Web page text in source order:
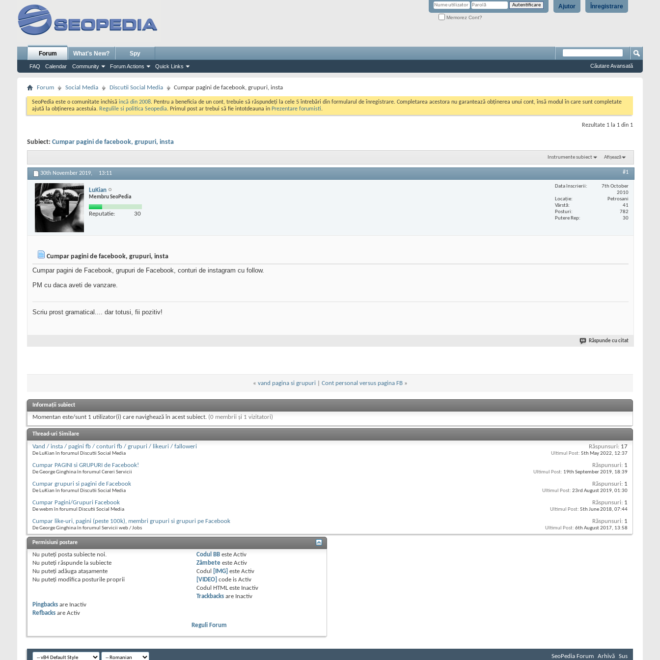
Înregistrare
Ajutor
Memorez Cont?
Forum
FAQ Calendar Community Forum Actions Quick Links
What's New? Spy
Căutare Avansată
Forum Social Media Discutii Social Media Cumpar pagini de facebook, grupuri, insta
SeoPedia este o comunitate inchisă incă din 2008. Pentru a beneficia de un cont, trebuie să răspundeți la cele 5 întrebări din formularul de înregistrare. Completarea acestora nu garantează obținerea unui cont, însă modul în care sunt completate
ajută la obținerea acestuia. Regulile si politica Seopedia. Primul post ar trebui să fie intotdeauna in Prezentare forumisti.
Rezultate 1 la 1 din 1
Subiect: Cumpar pagini de facebook, grupuri, insta
Instrumente subiect Afișează
30th November 2019, 13:11 #1
LuKian
Membru SeoPedia
Reputatie: 30
Data înscrierii
7th October
2010
Locaţie
Petrosani
Vârstă
41
Posturi
782
Putere Rep
30
Cumpar pagini de facebook, grupuri, insta
Cumpar pagini de Facebook, grupuri de Facebook, conturi de instagram cu follow.
PM cu daca aveti de vanzare.
Scriu prost gramatical.... dar totusi, fii pozitiv!
Răspunde cu citat
« vand pagina si grupuri Cont personal versus pagina FB »
Informații subiect
Momentan este/sunt 1 utilizator(i) care navighează în acest subiect. (0 membrii și 1 vizitatori)
Thread-uri Similare
Vand / insta / pagini fb / conturi fb / grupuri / likeuri / falloweri
De LuKian în forumul Discutii Social Media
Răspunsuri: 17
Ultimul Post: 5th May 2022, 12:37
Cumpar PAGINI si GRUPURI de Facebook!
De George Ginghina în forumul Cereri Servicii
Răspunsuri: 1
Ultimul Post: 19th September 2019, 18:39
Cumpar grupuri si pagini de Facebook
De LuKian în forumul Discutii Social Media
Răspunsuri: 1
Ultimul Post: 23rd August 2019, 01:30
Cumpar Pagini/Grupuri Facebook
De webm în forumul Discutii Social Media
Răspunsuri: 1
Ultimul Post: 5th June 2018, 07:44
Cumpar like-uri, pagini (peste 100k), membri grupuri si grupuri pe Facebook
De George Ginghina în forumul Servicii web / Jobs
Răspunsuri: 1
Ultimul Post: 6th August 2017, 13:58
Permisiuni postare
Nu puteţi posta subiecte noi.
Nu puteţi răspunde la subiecte
Nu puteţi adăuga ataşamente
Nu puteţi modifica posturile proprii
Codul BB esteActiv
Zâmbete esteActiv
Codul
[IMG] esteActiv
[VIDEO] code isActiv
Codul HTML este Inactiv
Trackbacks are Inactiv
Pingbacks are Inactiv
Refbacks are Activ
Reguli Forum
SeoPedia Forum Arhivă Sus